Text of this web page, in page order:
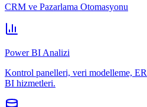
CRM ve Pazarlama Otomasyonu
Power BI Analizi
Kontrol panelleri, veri modelleme,
BI hizmetleri.